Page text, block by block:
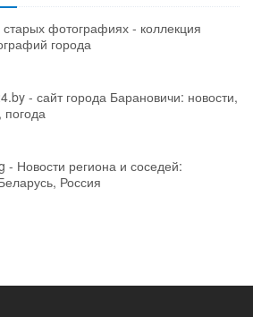
старых фотографиях - коллекция
города
- сайт города Барановичи: новости,
погода
- Новости региона и соседей:
Россия